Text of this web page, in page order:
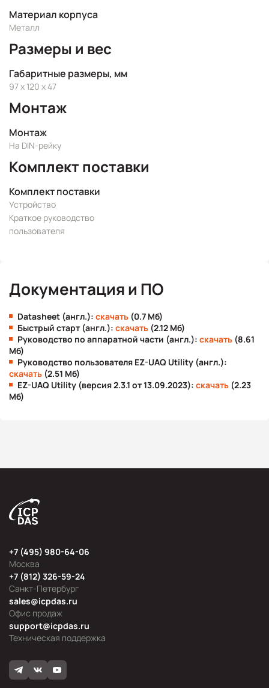
Материал корпуса
Металл
Размеры и вес
Габаритные размеры, мм
97 x 120 x 47
Монтаж
Монтаж
На DIN-рейку
Комплект поставки
Комплект поставки
Устройство
Краткое руководство
пользователя
Документация и ПО
Datasheet (англ.): скачать (0.7 Мб)
Быстрый старт (англ.): скачать (2.12 Мб)
Руководство по аппаратной части (англ.): скачать (8.61
Мб)
Руководство пользователя EZ-UAQ Utility (англ.):
скачать (2.51 Мб)
EZ-UAQ Utility (версия 2.3.1 от 13.09.2023): скачать (2.23
Мб)
Москва
+7 (495) 980-64-06
Офис продаж
sales@icpdas.ru
Санкт-Петербург
+7 (812) 326-59-24
Техническая поддержка
support@icpdas.ru